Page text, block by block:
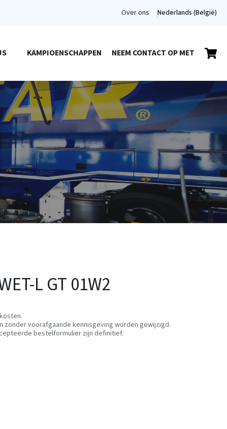
Over ons Nederlands (België)
KAMPIOENSCHAPPEN NEEM CONTACT OP MET
L GT 01W2
zonder voorafgaande kennisgeving worden gewijzigd.
bestelformulier zijn definitief.